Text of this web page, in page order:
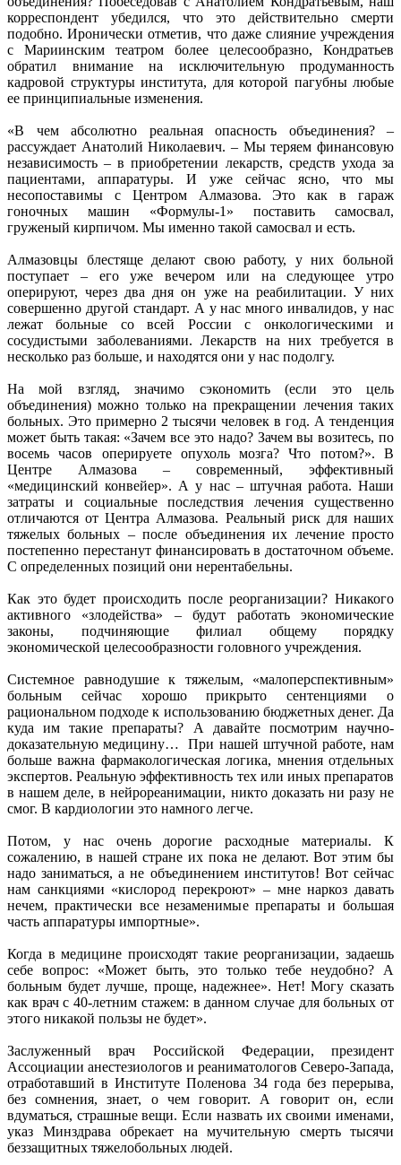
корреспондент убедился, что это действительно смерти
подобно. Иронически отметив, что даже слияние учреждения
с Мариинским театром более целесообразно, Кондратьев
обратил внимание на исключительную продуманность
кадровой структуры института, для которой пагубны любые
ее принципиальные изменения.
«В чем абсолютно реальная опасность объединения? –
рассуждает Анатолий Николаевич. – Мы теряем финансовую
независимость – в приобретении лекарств, средств ухода за
пациентами, аппаратуры. И уже сейчас ясно, что мы
несопоставимы с Центром Алмазова. Это как в гараж
гоночных машин «Формулы-1» поставить самосвал,
груженый кирпичом. Мы именно такой самосвал и есть.
Алмазовцы блестяще делают свою работу, у них больной
поступает – его уже вечером или на следующее утро
оперируют, через два дня он уже на реабилитации. У них
совершенно другой стандарт. А у нас много инвалидов, у нас
лежат больные со всей России с онкологическими и
сосудистыми заболеваниями. Лекарств на них требуется в
несколько раз больше, и находятся они у нас подолгу.
На мой взгляд, значимо сэкономить (если это цель
объединения) можно только на прекращении лечения таких
больных. Это примерно 2 тысячи человек в год. А тенденция
может быть такая: «Зачем все это надо? Зачем вы возитесь, по
восемь часов оперируете опухоль мозга? Что потом?». В
Центре Алмазова – современный, эффективный
«медицинский конвейер». А у нас – штучная работа. Наши
затраты и социальные последствия лечения существенно
отличаются от Центра Алмазова. Реальный риск для наших
тяжелых больных – после объединения их лечение просто
постепенно перестанут финансировать в достаточном объеме.
С определенных позиций они нерентабельны.
Как это будет происходить после реорганизации? Никакого
активного «злодейства» – будут работать экономические
законы, подчиняющие филиал общему порядку
экономической целесообразности головного учреждения.
Системное равнодушие к тяжелым, «малоперспективным»
больным сейчас хорошо прикрыто сентенциями о
рациональном подходе к использованию бюджетных денег. Да
куда им такие препараты? А давайте посмотрим научно-
доказательную медицину… При нашей штучной работе, нам
больше важна фармакологическая логика, мнения отдельных
экспертов. Реальную эффективность тех или иных препаратов
в нашем деле, в нейрореанимации, никто доказать ни разу не
смог. В кардиологии это намного легче.
Потом, у нас очень дорогие расходные материалы. К
сожалению, в нашей стране их пока не делают. Вот этим бы
надо заниматься, а не объединением институтов! Вот сейчас
нам санкциями «кис­лород перекроют» – мне наркоз давать
нечем, практически все незаменимые препараты и большая
часть аппаратуры импортные».
Когда в медицине происходят такие реорганизации, задаешь
себе вопрос: «Может быть, это только тебе неудобно? А
больным будет лучше, проще, надежнее». Нет! Могу сказать
как врач с 40-летним стажем: в данном случае для больных от
этого никакой пользы не будет».
Заслуженный врач Российской Федерации, президент
Ассоциации анестезиологов и реаниматологов Северо-Запада,
отработавший в Институте Поленова 34 года без перерыва,
без сомнения, знает, о чем говорит. А говорит он, если
вдуматься, страшные вещи. Если назвать их своими именами,
указ Минздрава обрекает на мучительную смерть тысячи
беззащитных тяжелобольных людей.